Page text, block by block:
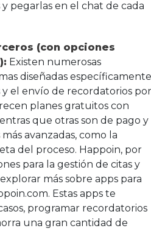
pegarlas en el chat de cada
(con opciones
Existen numerosas
diseñadas específicamente
y el envío de recordatorios por
planes gratuitos con
que otras son de pago y
avanzadas, como la
del proceso. Happoin, por
para la gestión de citas y
más sobre apps para
Estas apps te
programar recordatorios
una gran cantidad de